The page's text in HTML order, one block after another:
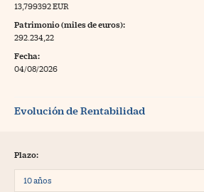
13,799392 EUR
Patrimonio (miles de euros):
292.234,22
Fecha:
04/08/2026
Evolución de Rentabilidad
Plazo: